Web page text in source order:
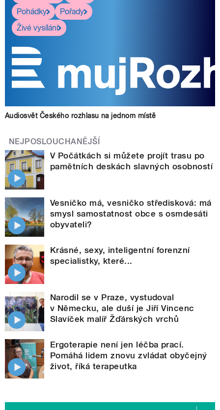
Pohádky
Pořady
Živé vysílání
Audiosvět Českého rozhlasu na jednom místě
NEJPOSLOUCHANĚJŠÍ
V Počátkách si můžete projít trasu po
pamětních deskách slavných osobností
Vesničko má, vesničko středisková: má
smysl samostatnost obce s osmdesáti
obyvateli?
Krásné, sexy, inteligentní forenzní
specialistky, které...
Narodil se v Praze, vystudoval
v Německu, ale duší je Jiří Vincenc
Slavíček malíř Žďárských vrchů
Ergoterapie není jen léčba prací.
Pomáhá lidem znovu zvládat obyčejný
život, říká terapeutka